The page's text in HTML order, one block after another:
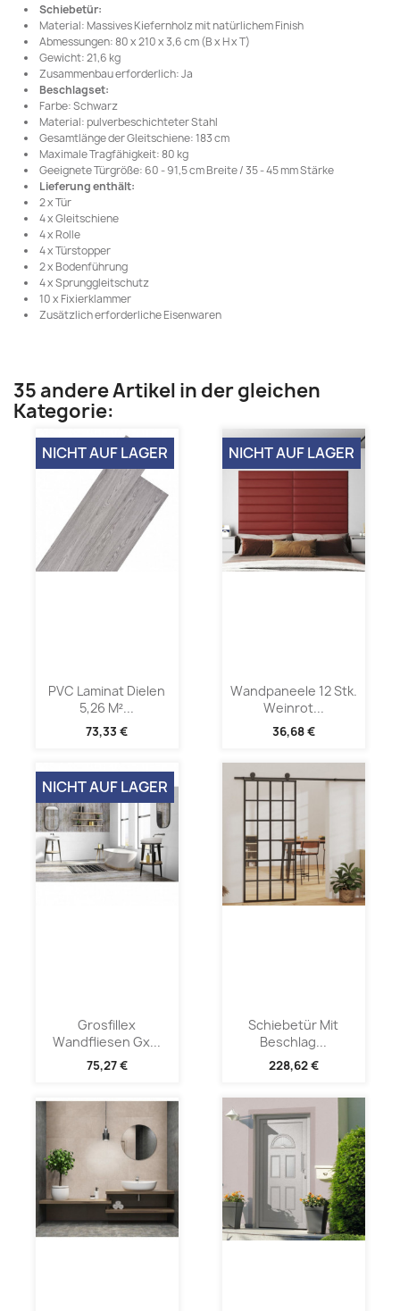
Schiebetür:
Material: Massives Kiefernholz mit natürlichem Finish
Abmessungen: 80 x 210 x 3,6 cm (B x H x T)
Gewicht: 21,6 kg
Zusammenbau erforderlich: Ja
Beschlagset:
Farbe: Schwarz
Material: pulverbeschichteter Stahl
Gesamtlänge der Gleitschiene: 183 cm
Maximale Tragfähigkeit: 80 kg
Geeignete Türgröße: 60 - 91,5 cm Breite / 35 - 45 mm Stärke
Lieferung enthält:
2 x Tür
4 x Gleitschiene
4 x Rolle
4 x Türstopper
2 x Bodenführung
4 x Sprunggleitschutz
10 x Fixierklammer
Zusätzlich erforderliche Eisenwaren
35 andere Artikel in der gleichen
Kategorie:
PVC Laminat Dielen
5,26 M²...
73,33 €
NICHT AUF LAGER
Wandpaneele 12 Stk.
Weinrot...
36,68 €
NICHT AUF LAGER
Grosfillex
Wandfliesen Gx...
75,27 €
NICHT AUF LAGER
Schiebetür Mit
Beschlag...
228,62 €